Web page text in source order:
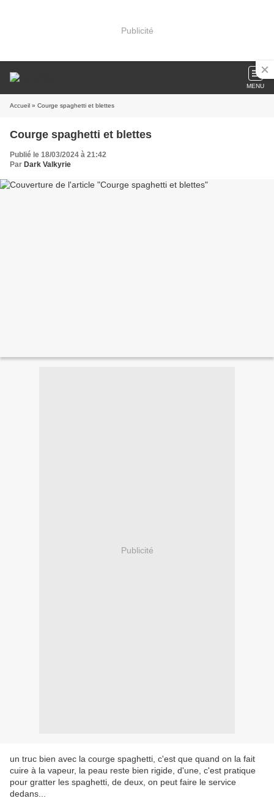
Publicité
MENU
Accueil » Courge spaghetti et blettes
Courge spaghetti et blettes
Publié le 18/03/2024 à 21:42
Par Dark Valkyrie
Publicité
un truc bien avec la courge spaghetti, c'est que quand on la fait
cuire à la vapeur, la peau reste bien rigide, d'une, c'est pratique
pour gratter les spaghetti, de deux, on peut faire le service
dedans...